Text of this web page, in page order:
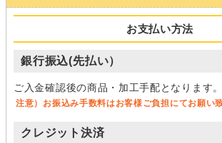
お支払い方法
銀行振込(先払い）
ご入金確認後の商品・加工手配となります。
注意）お振込み手数料はお客様ご負担にてお願い
クレジット決済